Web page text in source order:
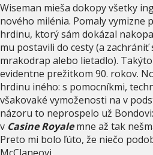
Wiseman mieša dokopy všetky
nového milénia. Pomaly vymizne
hrdinu, ktorý sám dokázal
mu postavili do cesty (a zachrániť
mrakodrap alebo lietadlo).
evidentne prežitkom 90. rokov.
hrdinu iného: s pomocníkmi,
všakovaké vymoženosti na v
názoru to neprospelo už
v Casine Royalemne až tak
Preto mi bolo ľúto, že niečo
McClaneovi.